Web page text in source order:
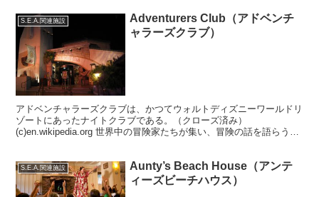
S.E.A.関連施設
Adventurers Club（アドベンチ
ャラーズクラブ）
アドベンチャラーズクラブは、かつてウォルトディズニーワールドリ
ゾートにあったナイトクラブである。（クローズ済み）
(c)en.wikipedia.org 世界中の冒険家たちが集い、冒険の話を語らうク
S.E.A.関連施設
Aunty’s Beach House（アンテ
ィーズビーチハウス）